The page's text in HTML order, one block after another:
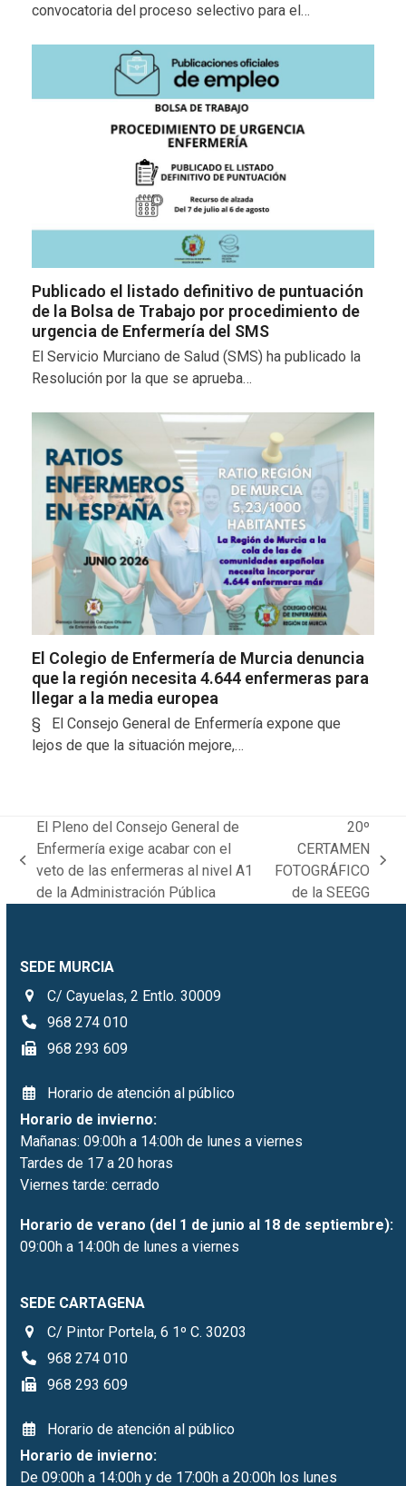
convocatoria del proceso selectivo para el…
Publicado el listado definitivo de puntuación
de la Bolsa de Trabajo por procedimiento de
urgencia de Enfermería del SMS
El Servicio Murciano de Salud (SMS) ha publicado la
Resolución por la que se aprueba…
El Colegio de Enfermería de Murcia denuncia
que la región necesita 4.644 enfermeras para
llegar a la media europea
§ El Consejo General de Enfermería expone que
lejos de que la situación mejore,…
previous
post:
El Pleno del Consejo General de
Enfermería exige acabar con el
veto de las enfermeras al nivel A1
de la Administración Pública
next
post:
20º
CERTAMEN
FOTOGRÁFICO
de la SEEGG
SEDE MURCIA
C/ Cayuelas, 2 Entlo. 30009
968 274 010
968 293 609
Horario de atención al público
Horario de invierno:
Mañanas: 09:00h a 14:00h de lunes a viernes
Tardes de 17 a 20 horas
Viernes tarde: cerrado
Horario de verano (del 1 de junio al 18 de septiembre):
09:00h a 14:00h de lunes a viernes
SEDE CARTAGENA
C/ Pintor Portela, 6 1º C. 30203
968 274 010
968 293 609
Horario de atención al público
Horario de invierno:
De 09:00h a 14:00h y de 17:00h a 20:00h los lunes